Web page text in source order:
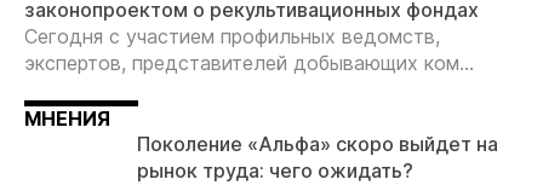
законопроектом о рекультивационных фондах
Сегодня с участием профильных ведомств,
экспертов, представителей добывающих ком...
МНЕНИЯ
Поколение «Альфа» скоро выйдет на
рынок труда: чего ожидать?